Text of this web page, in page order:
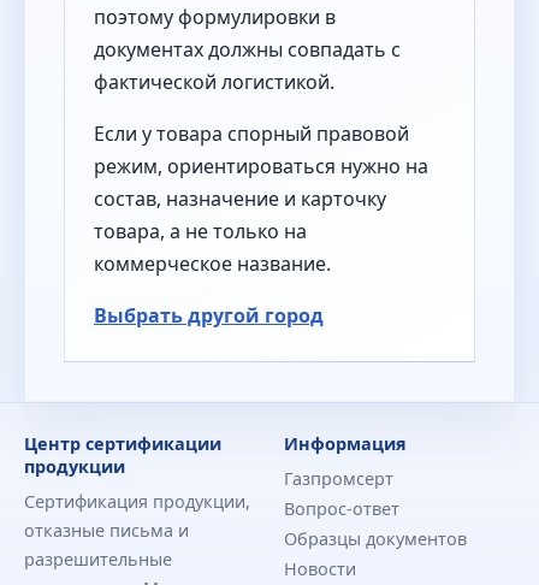
поэтому формулировки в
документах должны совпадать с
фактической логистикой.
Если у товара спорный правовой
режим, ориентироваться нужно на
состав, назначение и карточку
товара, а не только на
коммерческое название.
Выбрать другой город
Центр сертификации
продукции
Сертификация продукции,
отказные письма и
разрешительные
Информация
Газпромсерт
Вопрос-ответ
Образцы документов
Новости